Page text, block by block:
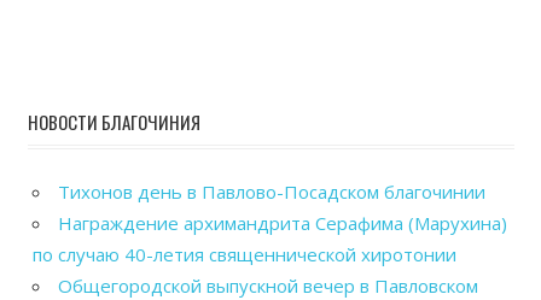
НОВОСТИ БЛАГОЧИНИЯ
Тихонов день в Павлово-Посадском благочинии
Награждение архимандрита Серафима (Марухина)
по случаю 40-летия священнической хиротонии
Общегородской выпускной вечер в Павловском